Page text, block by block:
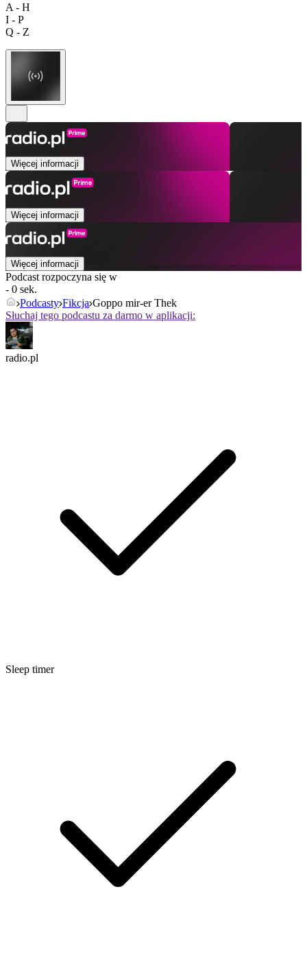
A - H
I - P
Q - Z
Więcej informacji
Więcej informacji
Więcej informacji
Podcast rozpoczyna się w
- 0 sek.
Podcasty Fikcja Goppo mir-er Thek
Słuchaj tego podcastu za darmo w aplikacji:
radio.pl
Sleep timer